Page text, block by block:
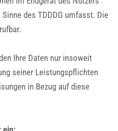
des TDDDG umfasst. Die
Ihre Daten nur insoweit
seiner Leistungspflichten
in Bezug auf diese